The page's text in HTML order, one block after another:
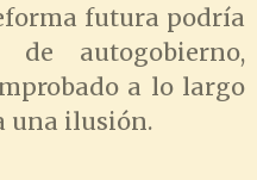
futura podría
autogobierno,
a lo largo
una ilusión.